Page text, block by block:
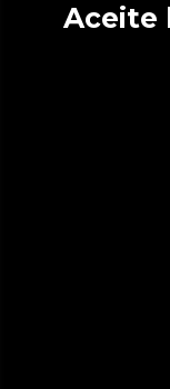
Aceite limpio con el filtro